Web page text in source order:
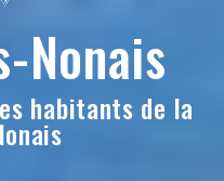
Nonais
habitants de la